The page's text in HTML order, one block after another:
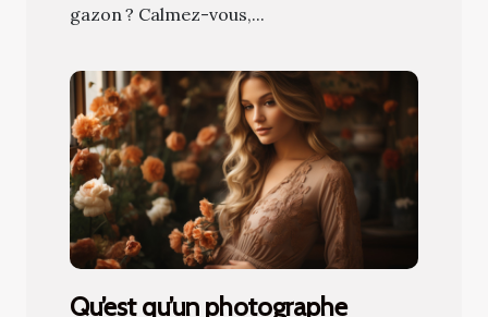
gazon ? Calmez-vous,...
Qu’est qu’un photographe